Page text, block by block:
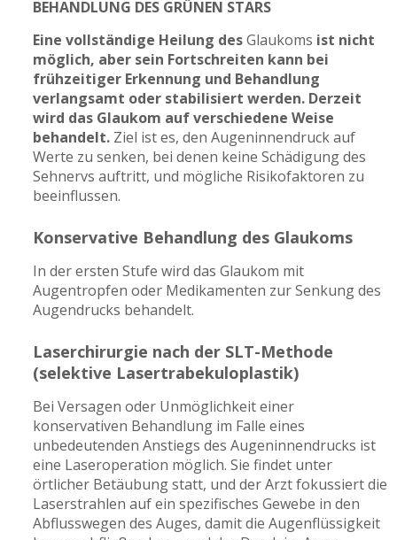
BEHANDLUNG DES GRÜNEN STARS
Eine vollständige Heilung desGlaukoms ist nicht
möglich, aber sein Fortschreiten kann bei
frühzeitiger Erkennung und Behandlung
verlangsamt oder stabilisiert werden. Derzeit
wird das Glaukom auf verschiedene Weise
behandelt. Ziel ist es, den Augeninnendruck auf
Werte zu senken, bei denen keine Schädigung des
Sehnervs auftritt, und mögliche Risikofaktoren zu
beeinflussen.
Konservative Behandlung des Glaukoms
In der ersten Stufe wird das Glaukom mit
Augentropfen oder Medikamenten zur Senkung des
Augendrucks behandelt.
Laserchirurgie nach der SLT-Methode
(selektive Lasertrabekuloplastik)
Bei Versagen oder Unmöglichkeit einer
konservativen Behandlung im Falle eines
unbedeutenden Anstiegs des Augeninnendrucks ist
eine Laseroperation möglich. Sie findet unter
örtlicher Betäubung statt, und der Arzt fokussiert die
Laserstrahlen auf ein spezifisches Gewebe in den
Abflusswegen des Auges, damit die Augenflüssigkeit